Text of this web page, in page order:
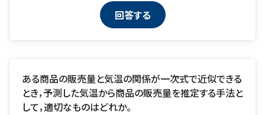
ある商品の販売量と気温の関係が一次式で近似できる
とき，予測した気温から商品の販売量を推定する手法と
して，適切なものはどれか。